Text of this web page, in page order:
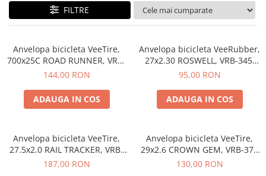
Cabluri
Acumulatori
Kit complet
https://www.doctortrotineta.ro/frane
Placute de frana
Manete de frana
FILTRE
Anvelopa bicicleta VeeTire,
700x25C ROAD RUNNER, VRB-
308 BKS, 90TPI, CC FOLDABLE
144,00 RON
ADAUGA IN COS
Anvelopa bicicleta VeeRubber,
27x2.30 ROSWELL, VRB-345,
27TPI, SBK, MPC WIRE BEAD -
95,00 RON
ADAUGA IN COS
Anvelopa bicicleta VeeTire,
27.5x2.0 RAIL TRACKER, VRB-
391 BKS 90TPI, MPC FOLDABLE
187,00 RON
Anvelopa bicicleta VeeTire,
29x2.6 CROWN GEM, VRB-378
COPER WALL 27TPI, MPC WIRE
130,00 RON